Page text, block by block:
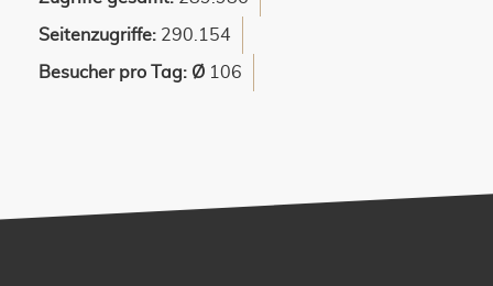
Seitenzugriffe: 290.154
Besucher pro Tag: Ø 106